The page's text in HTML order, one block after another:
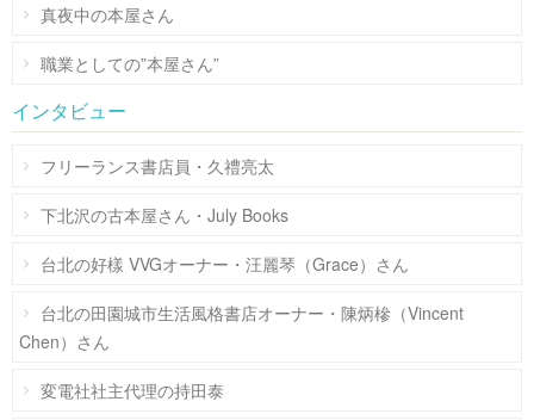
真夜中の本屋さん
職業としての”本屋さん”
インタビュー
フリーランス書店員・久禮亮太
下北沢の古本屋さん・July Books
台北の好樣 VVGオーナー・汪麗琴（Grace）さん
台北の田園城市生活風格書店オーナー・陳炳槮（Vincent
Chen）さん
変電社社主代理の持田泰